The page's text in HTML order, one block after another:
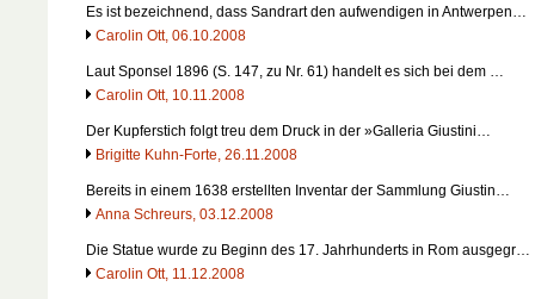
Es ist bezeichnend, dass Sandrart den aufwendigen in Antwerpen…
Carolin Ott, 06.10.2008
Laut Sponsel 1896 (S. 147, zu Nr. 61) handelt es sich bei dem …
Carolin Ott, 10.11.2008
Der Kupferstich folgt treu dem Druck in der »Galleria Giustini…
Brigitte Kuhn-Forte, 26.11.2008
Bereits in einem 1638 erstellten Inventar der Sammlung Giustin…
Anna Schreurs, 03.12.2008
Die Statue wurde zu Beginn des 17. Jahrhunderts in Rom ausgegr…
Carolin Ott, 11.12.2008